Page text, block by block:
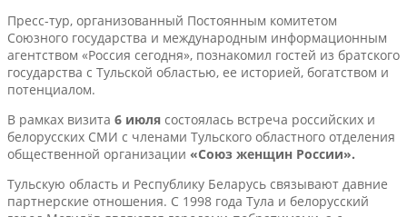
Пресс-тур, организованный Постоянным комитетом
Союзного государства и международным информационным
агентством «Россия сегодня», познакомил гостей из братского
государства с Тульской областью, ее историей, богатством и
потенциалом.
В рамках визита 6 июля состоялась встреча российских и
белорусских СМИ с членами Тульского областного отделения
общественной организации «Союз женщин России».
Тульскую область и Республику Беларусь связывают давние
партнерские отношения. С 1998 года Тула и белорусский